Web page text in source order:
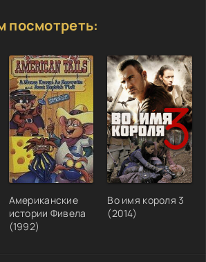
посмотреть:
Американские
истории Фивела
(1992)
Во имя короля 3
(2014)